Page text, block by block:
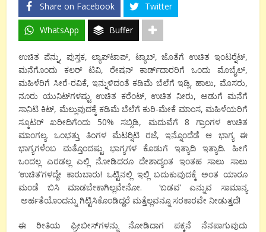
Share on Facebook Twitter
WhatsApp Buffer
ಉಚಿತ ಪೆನ್ನು, ಪುಸ್ತಕ, ಲ್ಯಾಪ್‍ಟಾಪ್, ಟ್ಯಾಬ್, ಜೊತೆಗೆ ಉಚಿತ ಇಂಟರ್‍ನೆಟ್,
ಮನೆಗೊಂದು ಕಲರ್ ಟಿವಿ, ರೇಷನ್ ಕಾರ್ಡ್‍ದಾರರಿಗೆ ಒಂದು ಮೊಬೈಲ್,
ಮಹಿಳೆರಿಗೆ ಸೀರೆ-ರವಿಕೆ, ಇನ್ನುಳಿದಂತೆ ಕಡಿಮೆ ಬೆಲೆಗೆ ಇಡ್ಲಿ, ಹಾಲು, ಮೊಸರು,
ನೂರು ಯುನಿಟ್‍ಗಳಷ್ಟು ಉಚಿತ ಕರೆಂಟ್, ಉಚಿತ ನೀರು, ಅಡುಗೆ ಮನೆಗೆ
ಸಾನಿಟಿ ಕಿಟ್, ಮೆಲ್ಲುವುದಕ್ಕೆ ಕಡಿಮೆ ಬೆಲೆಗೆ ಕುರಿ-ಮೇಕೆ ಮಾಂಸ, ಮಹಿಳೆಯರಿಗೆ
ಸ್ಕೂಟರ್ ಖರೀದಿಗೆಂದು 50% ಸಬ್ಸಿಡಿ, ಮದುವೆಗೆ 8 ಗ್ರಾಂಗಳ ಉಚಿತ
ಮಾಂಗಲ್ಯ. ಒಂಭತ್ತು ತಿಂಗಳ ಮೆಟರ್‍ನಿಟಿ ರಜೆ, ಇನ್ನೊಂದೆಡೆ ಆ ಭಾಗ್ಯ ಈ
ಭಾಗ್ಯಗಳೆಂಬ ಮತ್ತೊಂದಷ್ಟು ಭಾಗ್ಯಗಳ ಕೊಡುಗೆ ಇತ್ಯಾದಿ ಇತ್ಯಾದಿ. ಹೀಗೆ
ಒಂದಲ್ಲ ಎರಡಲ್ಲ ಎಲ್ಲಿ ನೋಡಿದರೂ ದೇಶಾದ್ಯಂತ ಇಂತಹ ಸಾಲು ಸಾಲು
‘ಉಚಿತ’ಗಳದ್ದೇ ಕಾರುಬಾರು! ಒಟ್ಟಿನಲ್ಲಿ ಇಲ್ಲಿ ಬದುಕುವುದಕ್ಕೆ ಅಂತ ಯಾರೂ
ಮಂಡೆ ಬಿಸಿ ಮಾಡಬೇಕಾಗಿಲ್ಲವೇನೋ. ‘ಬಡವ’ ಎನ್ನುವ ಸಾಮಾನ್ಯ
ಅರ್ಹತೆಯೊಂದನ್ನು ಗಿಟ್ಟಿಸಿಕೊಂಡಿದ್ದರೆ ಮತ್ತೆಲ್ಲವನ್ನೂ ಸರಕಾರವೇ ನೀಡುತ್ತದೆ!
ಈ ರೀತಿಯ ಫ್ರೀಬೀಸ್‍ಗಳನ್ನು ನೋಡಿದಾಗ ಪಕ್ಕನೆ ನೆನಪಾಗುವುದು